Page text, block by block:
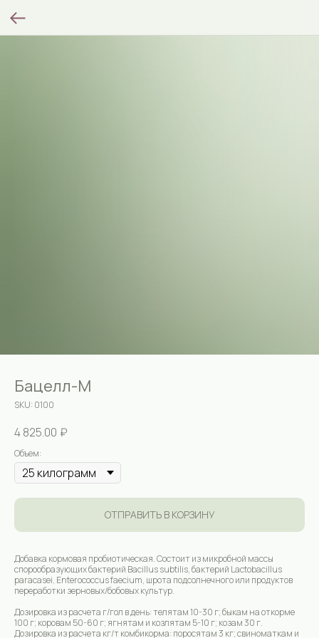
Бацелл-М
SKU: 0100
4 825.00 ₽
Объем:
ОТПРАВИТЬ В КОРЗИНУ
Добавка кормовая пробиотическая. Состоит из микробной массы
спорообразующих бактерий Bacillus subtilis, бактерий Lactobacillus
paracasei, Enterococcus faecium, шрота подсолнечного или продуктов
переработки зерновых/бобовых культур.
Дозировка из расчета г/гол в день: телятам 10-30 г; быкам на откорме
100 г; коровам 50-60 г; ягнятам и козлятам 5-10 г; козам 30 г.
Дозировка из расчета кг/т комбикорма: поросятам 3 кг; свиноматкам и